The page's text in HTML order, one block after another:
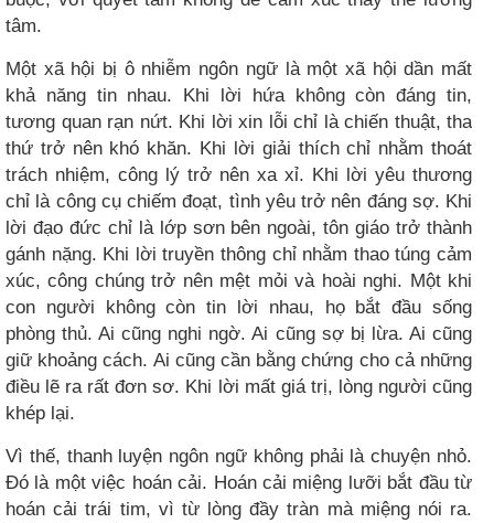
tâm.
Một xã hội bị ô nhiễm ngôn ngữ là một xã hội dần mất
khả năng tin nhau. Khi lời hứa không còn đáng tin,
tương quan rạn nứt. Khi lời xin lỗi chỉ là chiến thuật, tha
thứ trở nên khó khăn. Khi lời giải thích chỉ nhằm thoát
trách nhiệm, công lý trở nên xa xỉ. Khi lời yêu thương
chỉ là công cụ chiếm đoạt, tình yêu trở nên đáng sợ. Khi
lời đạo đức chỉ là lớp sơn bên ngoài, tôn giáo trở thành
gánh nặng. Khi lời truyền thông chỉ nhằm thao túng cảm
xúc, công chúng trở nên mệt mỏi và hoài nghi. Một khi
con người không còn tin lời nhau, họ bắt đầu sống
phòng thủ. Ai cũng nghi ngờ. Ai cũng sợ bị lừa. Ai cũng
giữ khoảng cách. Ai cũng cần bằng chứng cho cả những
điều lẽ ra rất đơn sơ. Khi lời mất giá trị, lòng người cũng
khép lại.
Vì thế, thanh luyện ngôn ngữ không phải là chuyện nhỏ.
Đó là một việc hoán cải. Hoán cải miệng lưỡi bắt đầu từ
hoán cải trái tim, vì từ lòng đầy tràn mà miệng nói ra.